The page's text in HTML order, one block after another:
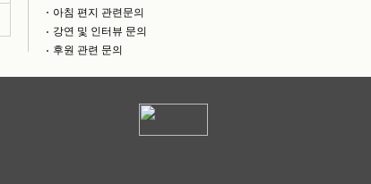
아침 편지 관련문의
강연 및 인터뷰 문의
후원 관련 문의